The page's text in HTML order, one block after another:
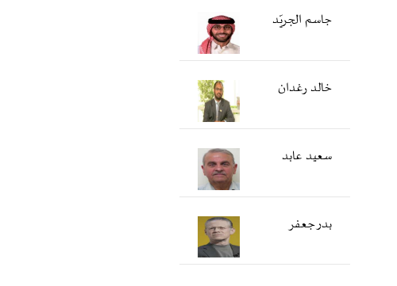
جاسم الجريّد
خالد رغدان
سعید عابد
بدر جعفر